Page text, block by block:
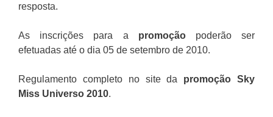
resposta.
As inscrições para a promoçãopoderão ser
efetuadas até o dia 05 de setembro de 2010.
Regulamento completo no site da promoção Sky
Miss Universo 2010.